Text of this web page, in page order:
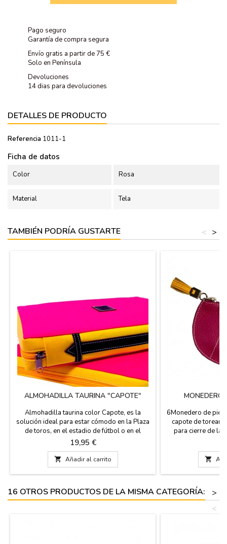
Pago seguro
Garantía de compra segura
Envío gratis a partir de 75 €
Solo en Península
Devoluciones
14 dias para devoluciones
DETALLES DE PRODUCTO
Referencia 1011-1
Ficha de datos
Color Rosa
Material Tela
TAMBIÉN PODRÍA GUSTARTE >
<
ALMOHADILLA TAURINA "CAPOTE"
Almohadilla taurina color Capote, es la
solución ideal para estar cómodo en la Plaza
de toros, en el estadio de fútbol o en el
campo. La tela es de color fucsia y el revés es
en polípiel del mismo color fucsia, tiene el
asa de cuero y cremallera. Es lavable en agua
fría y te garantizamos la mejor calidad en los
materiales. Esta fabricada en España....
Precio
19,95 €
 Añadir al carrito
MONEDERO
6Monedero de piel
capote de torear,
para cierre de la
tus monedas en
ancho x 7 cm de

16 OTROS PRODUCTOS DE LA MISMA CATEGORÍA:
>
<